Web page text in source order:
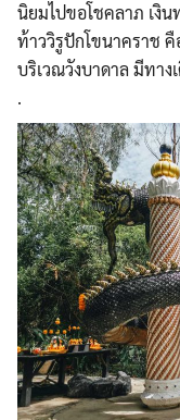
นิยมไปขอโชคลาภ เงิน
ท้าววิรูปักโขนาคราช
บริเวณวังบาดาล มีทาง
.